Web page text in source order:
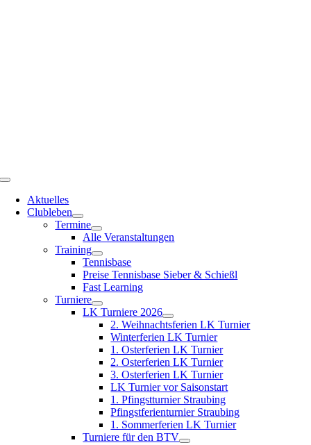
Toggle
NavigationAktuelles
Clubleben
Termine
Alle Veranstaltungen
Training
Tennisbase
Preise Tennisbase Sieber & Schießl
Fast Learning
Turniere
LK Turniere 2026
2. Weihnachtsferien LK Turnier
Winterferien LK Turnier
1. Osterferien LK Turnier
2. Osterferien LK Turnier
3. Osterferien LK Turnier
LK Turnier vor Saisonstart
1. Pfingstturnier Straubing
Pfingstferienturnier Straubing
1. Sommerferien LK Turnier
Turniere für den BTV